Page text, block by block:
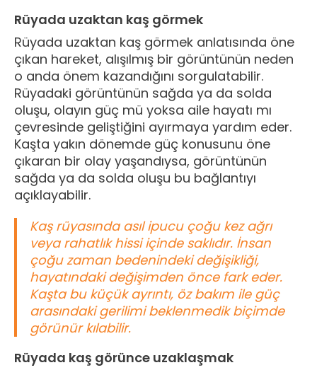
Rüyada uzaktan kaş görmek
Rüyada uzaktan kaş görmek anlatısında öne
çıkan hareket, alışılmış bir görüntünün neden
o anda önem kazandığını sorgulatabilir.
Rüyadaki görüntünün sağda ya da solda
oluşu, olayın güç mü yoksa aile hayatı mı
çevresinde geliştiğini ayırmaya yardım eder.
Kaşta yakın dönemde güç konusunu öne
çıkaran bir olay yaşandıysa, görüntünün
sağda ya da solda oluşu bu bağlantıyı
açıklayabilir.
Kaş rüyasında asıl ipucu çoğu kez ağrı
veya rahatlık hissi içinde saklıdır. İnsan
çoğu zaman bedenindeki değişikliği,
hayatındaki değişimden önce fark eder.
Kaşta bu küçük ayrıntı, öz bakım ile güç
arasındaki gerilimi beklenmedik biçimde
görünür kılabilir.
Rüyada kaş görünce uzaklaşmak